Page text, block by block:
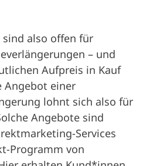
also offen für
– und
Aufpreis in Kauf
Angebot einer
lohnt sich also für
Angebote sind
Services
Programm von